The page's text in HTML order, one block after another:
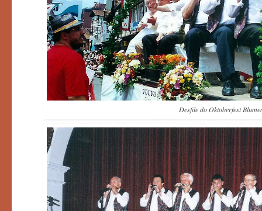
Desfile do Oktoberfest